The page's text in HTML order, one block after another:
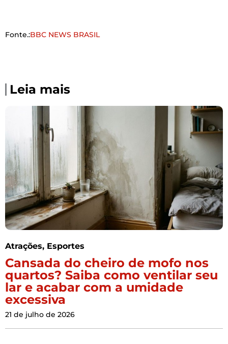
Fonte.:BBC NEWS BRASIL
Leia mais
Atrações, Esportes
Cansada do cheiro de mofo nos
quartos? Saiba como ventilar seu
lar e acabar com a umidade
excessiva
21 de julho de 2026